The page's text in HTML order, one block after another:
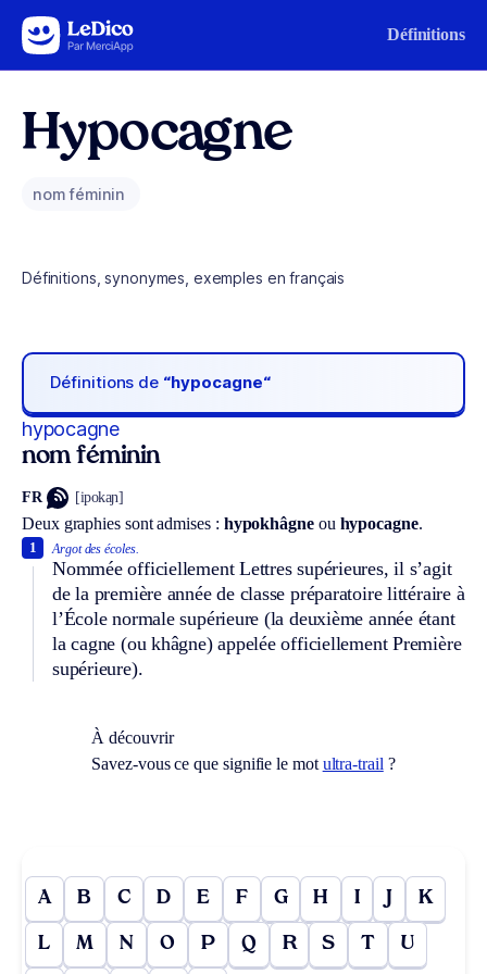
Aller au contenu Définitions
Hypocagne
nom féminin
Définitions, synonymes, exemples en français
Définitions de “hypocagne“
hypocagne
nom féminin
FR [ipokaɲ]
Deux graphies sont admises : hypokhâgne ou hypocagne.
Argot des écoles.
Nommée officiellement Lettres supérieures, il s’agit
de la première année de classe préparatoire littéraire à
l’École normale supérieure (la deuxième année étant
la cagne (ou khâgne) appelée officiellement Première
supérieure).
1
À découvrir
Savez-vous ce que signifie le mot ultra-trail ?
A B C D E F G H I J K
L M N O P Q R S T U